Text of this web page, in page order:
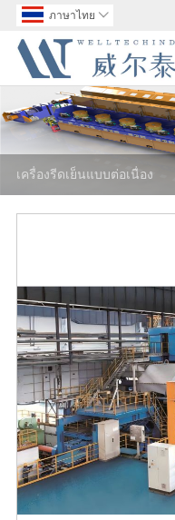
ภาษาไทย 
เครื่องรีดเย็นแบบต่อเนื่อง